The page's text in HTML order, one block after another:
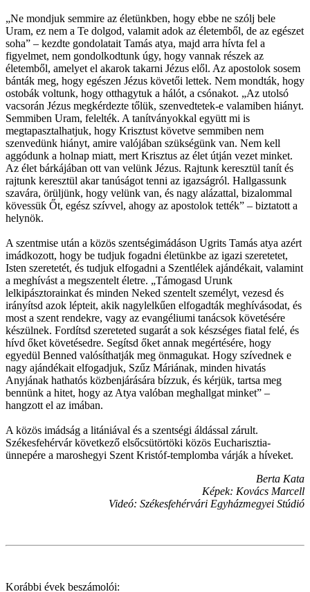
„Ne mondjuk semmire az életünkben, hogy ebbe ne szólj bele
Uram, ez nem a Te dolgod, valamit adok az életemből, de az egészet
soha” – kezdte gondolatait Tamás atya, majd arra hívta fel a
figyelmet, nem gondolkodtunk úgy, hogy vannak részek az
életemből, amelyet el akarok takarni Jézus elől. Az apostolok sosem
bánták meg, hogy egészen Jézus követői lettek. Nem mondták, hogy
ostobák voltunk, hogy otthagytuk a hálót, a csónakot. „Az utolsó
vacsorán Jézus megkérdezte tőlük, szenvedtetek-e valamiben hiányt.
Semmiben Uram, felelték. A tanítványokkal együtt mi is
megtapasztalhatjuk, hogy Krisztust követve semmiben nem
szenvedünk hiányt, amire valójában szükségünk van. Nem kell
aggódunk a holnap miatt, mert Krisztus az élet útján vezet minket.
Az élet bárkájában ott van velünk Jézus. Rajtunk keresztül tanít és
rajtunk keresztül akar tanúságot tenni az igazságról. Hallgassunk
szavára, örüljünk, hogy velünk van, és nagy alázattal, bizalommal
kövessük Őt, egész szívvel, ahogy az apostolok tették” – biztatott a
helynök.
A szentmise után a közös szentségimádáson Ugrits Tamás atya azért
imádkozott, hogy be tudjuk fogadni életünkbe az igazi szeretetet,
Isten szeretetét, és tudjuk elfogadni a Szentlélek ajándékait, valamint
a meghívást a megszentelt életre. „Támogasd Urunk
lelkipásztorainkat és minden Neked szentelt személyt, vezesd és
irányítsd azok lépteit, akik nagylelkűen elfogadták meghívásodat, és
most a szent rendekre, vagy az evangéliumi tanácsok követésére
készülnek. Fordítsd szereteted sugarát a sok készséges fiatal felé, és
hívd őket követésedre. Segítsd őket annak megértésére, hogy
egyedül Benned valósíthatják meg önmagukat. Hogy szívednek e
nagy ajándékait elfogadjuk, Szűz Máriának, minden hivatás
Anyjának hathatós közbenjárására bízzuk, és kérjük, tartsa meg
bennünk a hitet, hogy az Atya valóban meghallgat minket” –
hangzott el az imában.
A közös imádság a litániával és a szentségi áldással zárult.
Székesfehérvár következő elsőcsütörtöki közös Eucharisztia-
ünnepére a maroshegyi Szent Kristóf-templomba várják a híveket.
Berta Kata
Képek: Kovács Marcell
Videó: Székesfehérvári Egyházmegyei Stúdió
Korábbi évek beszámolói: